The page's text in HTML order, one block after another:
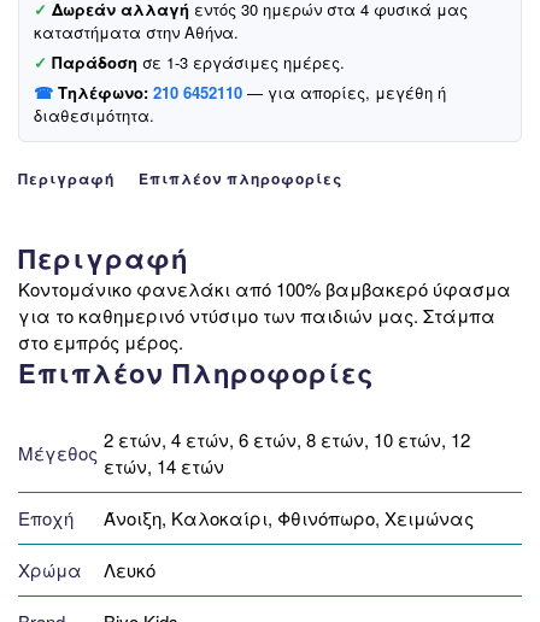
ποσότητα
✓ Δωρεάν αλλαγή εντός 30 ημερών στα 4 φυσικά μας
καταστήματα στην Αθήνα.
✓ Παράδοση σε 1-3 εργάσιμες ημέρες.
☎ Τηλέφωνο: 210 6452110 — για απορίες, μεγέθη ή
διαθεσιμότητα.
Περιγραφή Επιπλέον πληροφορίες
Περιγραφή
Κοντομάνικο φανελάκι από 100% βαμβακερό ύφασμα
για το καθημερινό ντύσιμο των παιδιών μας. Στάμπα
στο εμπρός μέρος.
Επιπλέον Πληροφορίες
Μέγεθος
2 ετών, 4 ετών, 6 ετών, 8 ετών, 10 ετών, 12
ετών, 14 ετών
Εποχή Άνοιξη, Καλοκαίρι, Φθινόπωρο, Χειμώνας
Χρώμα Λευκό